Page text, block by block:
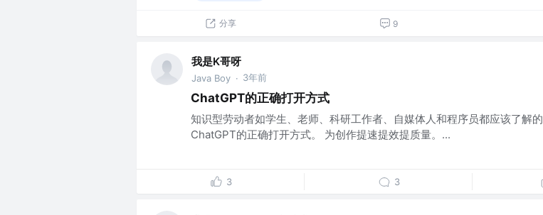
分享 9
我是K哥呀
Java Boy · 3年前
ChatGPT的正确打开方式
知识型劳动者如学生、老师、科研工作者、自媒体人和程序员都应该了解的
ChatGPT的正确打开方式。 为创作提速提效提质量。...
3 3